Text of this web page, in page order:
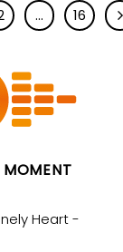
… 16
MOMENT